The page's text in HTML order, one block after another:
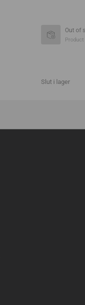
Out of
Slut i lager